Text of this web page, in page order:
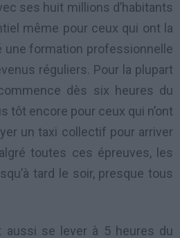
ses huit millions d’habitants
même pour ceux qui ont la
une formation professionnelle
réguliers. Pour la plupart
dès six heures du
tôt encore pour ceux qui n’ont
un taxi collectif pour arriver
toutes ces épreuves, les
tard le soir, presque tous
aussi se lever à 5 heures du